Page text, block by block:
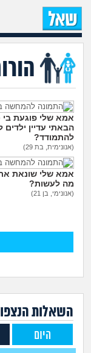
אמא שלי פוגעת בי
הבאתי עדיין ילדים
להתמודד?
(אנונימית, בת 29)
אמא שלי שונאת
מה לעשות?
(אנונימי, בן 21)
השאלות
היום